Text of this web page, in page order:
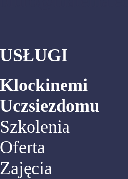
USŁUGI
Klockinemi
Uczsiezdomu
Szkolenia
Oferta
Zajęcia